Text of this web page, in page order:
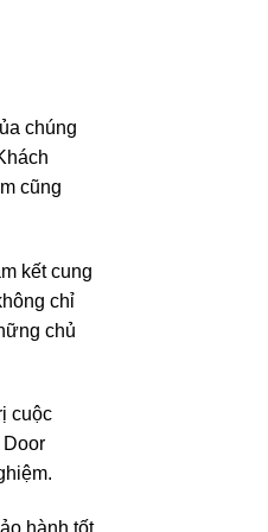
chúng
cũng
kết cung
chỉ
chủ
cuộc